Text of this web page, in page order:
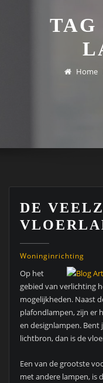
TAG
Home
DE
Woninginrichting
Op het
gebied van verlichting
mogelijkheden. Naast
plafondlampen, zijn er
en designlampen.
lichtbron, dan is de
Een van de grootste
met andere lampen, is